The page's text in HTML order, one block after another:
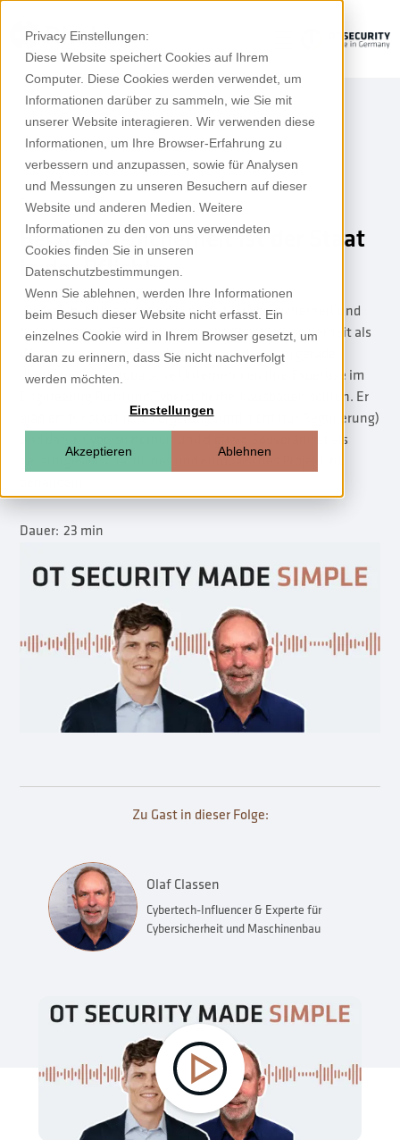
Privacy Einstellungen:
Diese Website speichert Cookies auf Ihrem
Computer. Diese Cookies werden verwendet, um
Informationen darüber zu sammeln, wie Sie mit
unserer Website interagieren. Wir verwenden diese
Informationen, um Ihre Browser-Erfahrung zu
verbessern und anzupassen, sowie für Analysen
und Messungen zu unseren Besuchern auf dieser
Website und anderen Medien. Weitere
Informationen zu den von uns verwendeten
Cookies finden Sie in unseren
Datenschutzbestimmungen.
Wenn Sie ablehnen, werden Ihre Informationen
beim Besuch dieser Website nicht erfasst. Ein
einzelnes Cookie wird in Ihrem Browser gesetzt, um
daran zu erinnern, dass Sie nicht nachverfolgt
werden möchten.
Einstellungen
Akzeptieren Ablehnen
Podcast
Bei der OT-Sicherheit ist der Staat
in der Pflicht
Cybertech-Influencer und Experte für Cybersicherheit und
Maschinenbau Olaf Classen spricht über Cybersicherheit als
Wettbewerbs- und Standortvorteil und warum gerade
deutsche und europäische Unternehmen ihre Expertise im
Engineering Richtung Cybersicherheit ausbauen sollten. Er
plädiert für staatliche Förderung (und nicht nur Regulierung)
und dafür, Cybersicherheit und digitale Souveränität als
gesamtgesellschaftliches und europäisches Projekt zu
Dauer: 23 min
Zu Gast in dieser Folge:
Olaf Classen
Cybertech-Influencer & Experte für
Cybersicherheit und Maschinenbau